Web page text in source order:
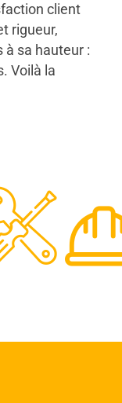
client
rigueur,
à sa hauteur :
Voilà la